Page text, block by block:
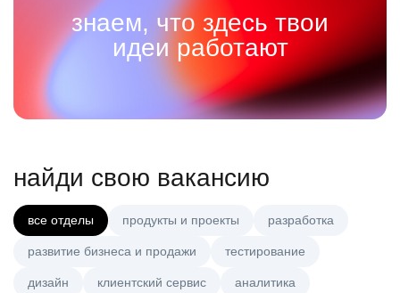
знаем, что здесь твои
идеи работают
найди свою вакансию
все отделы продукты и проекты разработка
развитие бизнеса и продажи тестирование
дизайн клиентский сервис аналитика